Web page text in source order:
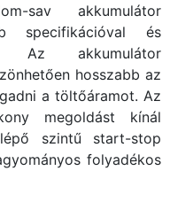
sav akkumulátor
specifikációval és
Az akkumulátor
hosszabb az
a töltőáramot. Az
megoldást kínál
szintű start-stop
folyadékos